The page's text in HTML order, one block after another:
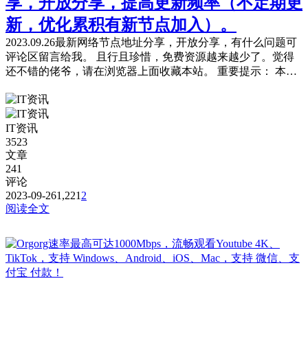
新，优化累积有新节点加入）。
2023.09.26最新网络节点地址分享，开放分享，有什么问题可
评论区留言给我。 且行且珍惜，免费资源越来越少了。觉得
还不错的佬爷，请在浏览器上面收藏本站。 重要提示： 本站
收费版的高速机场节点相提并论，不能奢望太多。 为防止失
联，请下载本站APP进行安装或是收藏本站及备用站点。 常
见问题，统一回复： 第一：注意你自己的网络环境（本地连
接当中的...
IT资讯
3523
文章
241
评论
2023-09-261,221 2
阅读全文